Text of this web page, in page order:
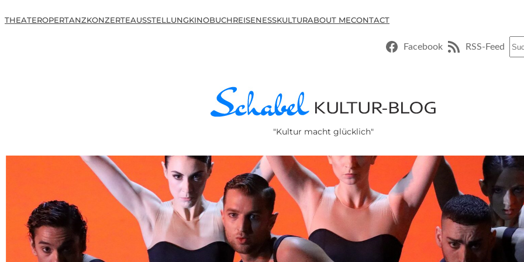
THEATEROPERTANZKONZERTEAUSSTELLUNGKINOBUCHREISENESSKULTURABOUT MECONTACT
Facebook RSS-Feed
"Kultur macht glücklich"